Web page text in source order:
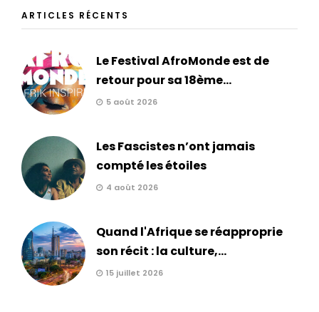
ARTICLES RÉCENTS
Le Festival AfroMonde est de
retour pour sa 18ème...
5 août 2026
Les Fascistes n’ont jamais
compté les étoiles
4 août 2026
Quand l'Afrique se réapproprie
son récit : la culture,...
15 juillet 2026